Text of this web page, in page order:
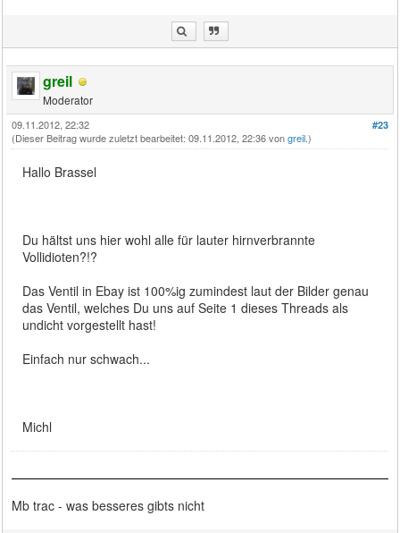
greil
Moderator
#23
09.11.2012, 22:32
(Dieser Beitrag wurde zuletzt bearbeitet: 09.11.2012, 22:36 vongreil.)
Hallo Brassel
Du hältst uns hier wohl alle für lauter hirnverbrannte
Vollidioten?!?
Das Ventil in Ebay ist 100%ig zumindest laut der Bilder genau
das Ventil, welches Du uns auf Seite 1 dieses Threads als
undicht vorgestellt hast!
Einfach nur schwach...
Michl
Mb trac - was besseres gibts nicht